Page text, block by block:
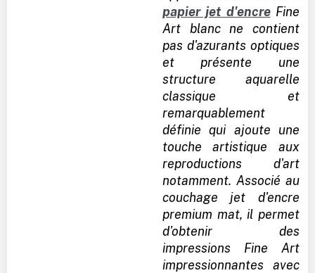
papier jet d'encreFine
Art blanc ne contient
pas d'azurants optiques
et présente une
structure aquarelle
classique et
remarquablement
définie qui ajoute une
touche artistique aux
reproductions d'art
notamment. Associé au
couchage jet d'encre
premium mat, il permet
d'obtenir des
impressions Fine Art
impressionnantes avec